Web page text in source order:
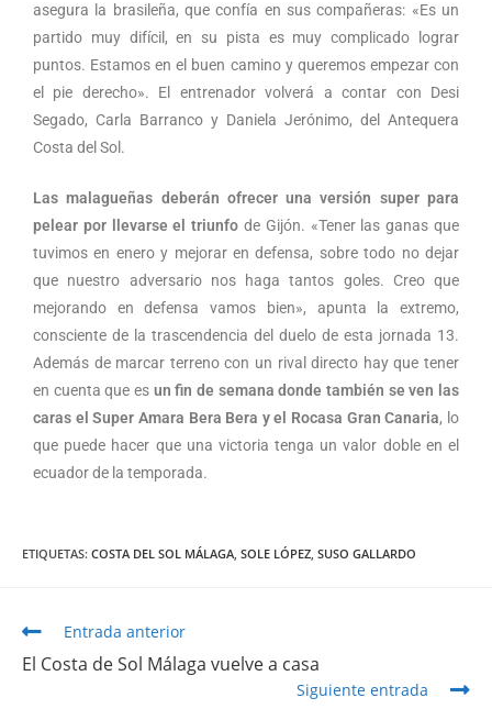
asegura la brasileña, que confía en sus compañeras: «Es un
partido muy difícil, en su pista es muy complicado lograr
puntos. Estamos en el buen camino y queremos empezar con
el pie derecho». El entrenador volverá a contar con Desi
Segado, Carla Barranco y Daniela Jerónimo, del Antequera
Costa del Sol.
Las malagueñas deberán ofrecer una versión super para
pelear por llevarse el triunfo de Gijón. «Tener las ganas que
tuvimos en enero y mejorar en defensa, sobre todo no dejar
que nuestro adversario nos haga tantos goles. Creo que
mejorando en defensa vamos bien», apunta la extremo,
consciente de la trascendencia del duelo de esta jornada 13.
Además de marcar terreno con un rival directo hay que tener
en cuenta que es un fin de semana donde también se ven las
caras el Super Amara Bera Bera y el Rocasa Gran Canaria, lo
que puede hacer que una victoria tenga un valor doble en el
ecuador de la temporada.
ETIQUETAS: COSTA DEL SOL MÁLAGA, SOLE LÓPEZ, SUSO GALLARDO
Entrada anterior
El Costa de Sol Málaga vuelve a casa
Siguiente entrada